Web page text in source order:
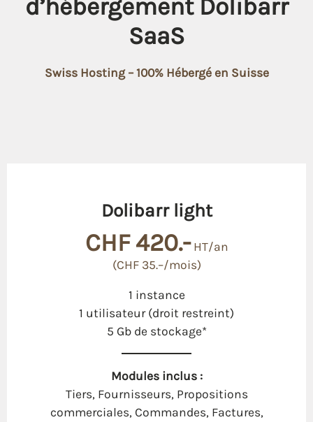
d’hébergement Dolibarr
SaaS
Swiss Hosting – 100% Hébergé en Suisse
Dolibarr light
CHF 420.-HT/an
(CHF 35.–/mois)
1 instance
1 utilisateur (droit restreint)
5 Gb de stockage*
Modules inclus :
Tiers, Fournisseurs, Propositions
commerciales, Commandes, Factures,